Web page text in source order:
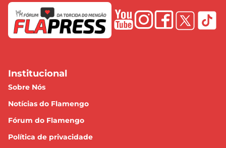
Institucional
Sobre Nós
Notícias do Flamengo
Fórum do Flamengo
Política de privacidade